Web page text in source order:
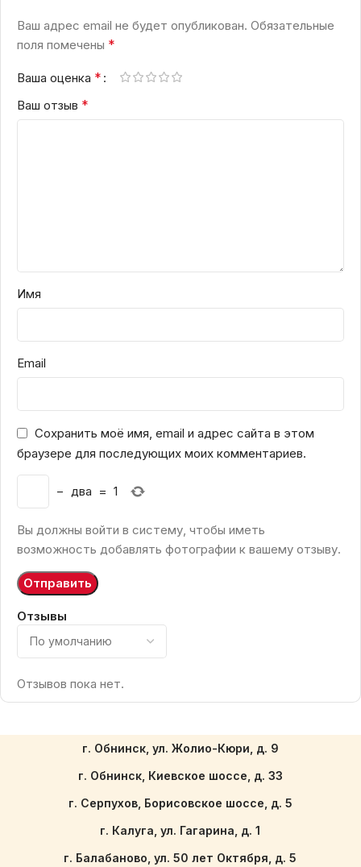
Отзывы
Отзывов пока нет.
Ваш адрес email не будет опубликован. Обязательные
поля помечены *
Ваша оценка *
Ваш отзыв *
Имя
Email
Сохранить моё имя, email и адрес сайта в этом
браузере для последующих моих комментариев.
− два = 1
Вы должны войти в систему, чтобы иметь
возможность добавлять фотографии к вашему отзыву.
г. Обнинск, ул. Жолио-Кюри, д. 9
г. Обнинск, Киевское шоссе, д. 33
г. Серпухов, Борисовское шоссе, д. 5
г. Калуга, ул. Гагарина, д. 1
г. Балабаново, ул. 50 лет Октября, д. 5